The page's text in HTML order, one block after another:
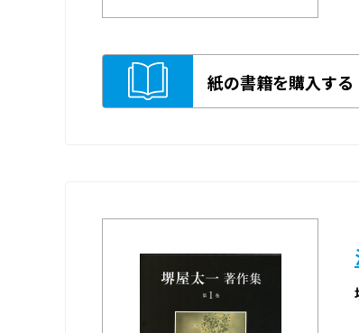
紙の書籍を購入する